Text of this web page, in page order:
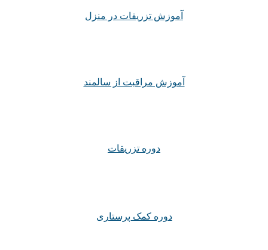
آموزش تزریقات در منزل
آموزش مراقبت از سالمند
دوره تزریقات
دوره کمک پرستاری